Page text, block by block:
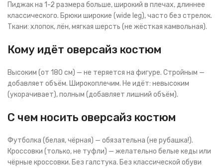
Пиджак на 1-2 размера больше, широкий в плечах, длиннее
классического. Брюки широкие (wide leg), часто без стрелок.
Ткани: хлопок, лён, мягкая шерсть (не жёсткая камвольная).
Кому идёт оверсайз костюм
Высоким (от 180 см) — не теряется на фигуре. Стройным —
добавляет объём. Широкоплечим. Не идёт: невысоким
(укорачивает), полным (добавляет лишний объём).
С чем носить оверсайз костюм
Футболка (белая, чёрная) — обязательна (не рубашка!).
Кроссовки (только, не туфли) — желательно белые кеды или
чёрные кроссовки. Без галстука. Без классической обуви